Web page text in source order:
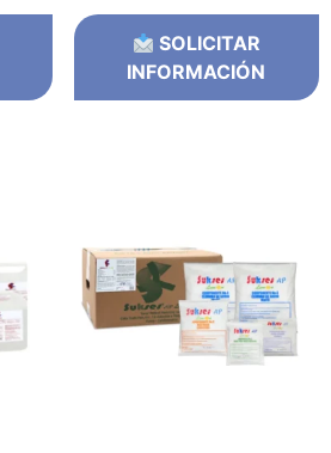
SOLICITAR
INFORMACIÓN